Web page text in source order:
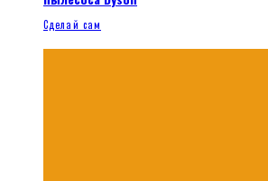
Сделай сам